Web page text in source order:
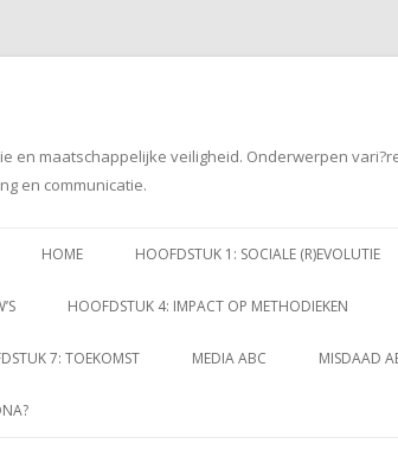
en maatschappelijke veiligheid. Onderwerpen
en communicatie.
naar
HOME HOOFDSTUK 1: SOCIALE (R)EVOLUTIE
HOOFDSTUK 4: IMPACT OP METHODIEKEN
7: TOEKOMST MEDIA ABC MISDAAD